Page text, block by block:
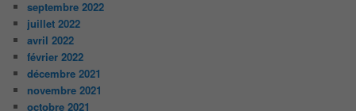
septembre 2022
juillet 2022
avril 2022
février 2022
décembre 2021
novembre 2021
octobre 2021